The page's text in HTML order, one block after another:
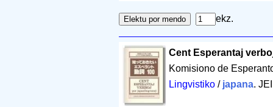
ekz.
Cent Esperantaj
Komisiono de
Lingvistiko/ japana.